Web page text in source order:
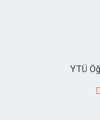
YTÜ